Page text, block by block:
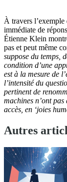
À travers l’exemple
immédiate de
Étienne Klein
pas et peut même
suppose du temps,
condition d’une
est à la mesure de
l’intensité du
pertinent de
machines n’ont
accès, en ‘joies
Autres